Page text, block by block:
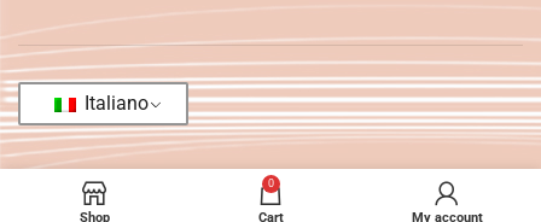
Italiano
Shop
0
Cart My account